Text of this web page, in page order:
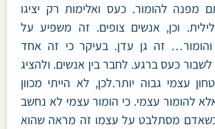
מפנה להומור. כעס ואלימות רק יציגו
וכן, אנשים צופים. זה משפיע על
זה גן עדן. בעיקר כי זה אחד
לשבור כעס ברגע. לחבר בין אנשים. ולהציג
עצמי גבוה יותר.לכן, לא הייתי מכוון
להומור עצמי. כי הומור עצמי לא נחשב
מסתלבט על עצמו זה מראה שהוא